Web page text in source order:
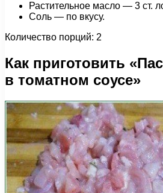
Растительное масло — 3 ст.
Соль — по вкусу.
Количество порций: 2
Как приготовить
в томатном соусе»